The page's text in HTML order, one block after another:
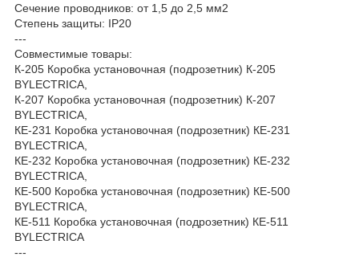
Сечение проводников: от 1,5 до 2,5 мм2
Степень защиты: IP20
---
Совместимые товары:
К-205 Коробка установочная (подрозетник) К-205
BYLECTRICA,
К-207 Коробка установочная (подрозетник) К-207
BYLECTRICA,
КЕ-231 Коробка установочная (подрозетник) КЕ-231
BYLECTRICA,
КЕ-232 Коробка установочная (подрозетник) КЕ-232
BYLECTRICA,
КЕ-500 Коробка установочная (подрозетник) КЕ-500
BYLECTRICA,
КЕ-511 Коробка установочная (подрозетник) КЕ-511
BYLECTRICA
---